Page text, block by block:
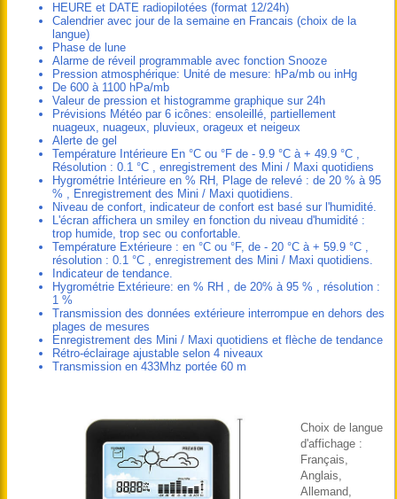
HEURE et DATE radiopilotées (format 12/24h)
Calendrier avec jour de la semaine en Francais (choix de la
langue)
Phase de lune
Alarme de réveil programmable avec fonction Snooze
Pression atmosphérique: Unité de mesure: hPa/mb ou inHg
De 600 à 1100 hPa/mb
Valeur de pression et histogramme graphique sur 24h
Prévisions Météo par 6 icônes: ensoleillé, partiellement
nuageux, nuageux, pluvieux, orageux et neigeux
Alerte de gel
Température Intérieure En °C ou °F de - 9.9 °C à + 49.9 °C ,
Résolution : 0.1 °C , enregistrement des Mini / Maxi quotidiens
Hygrométrie Intérieure en % RH, Plage de relevé : de 20 % à 95
% , Enregistrement des Mini / Maxi quotidiens.
Niveau de confort, indicateur de confort est basé sur l'humidité.
L'écran affichera un smiley en fonction du niveau d'humidité :
trop humide, trop sec ou confortable.
Température Extérieure : en °C ou °F, de - 20 °C à + 59.9 °C ,
résolution : 0.1 °C , enregistrement des Mini / Maxi quotidiens.
Indicateur de tendance.
Hygrométrie Extérieure: en % RH , de 20% à 95 % , résolution :
1 %
Transmission des données extérieure interrompue en dehors des
plages de mesures
Enregistrement des Mini / Maxi quotidiens et flèche de tendance
Rétro-éclairage ajustable selon 4 niveaux
Transmission en 433Mhz portée 60 m
Choix de langue
d'affichage :
Français,
Anglais,
Allemand,